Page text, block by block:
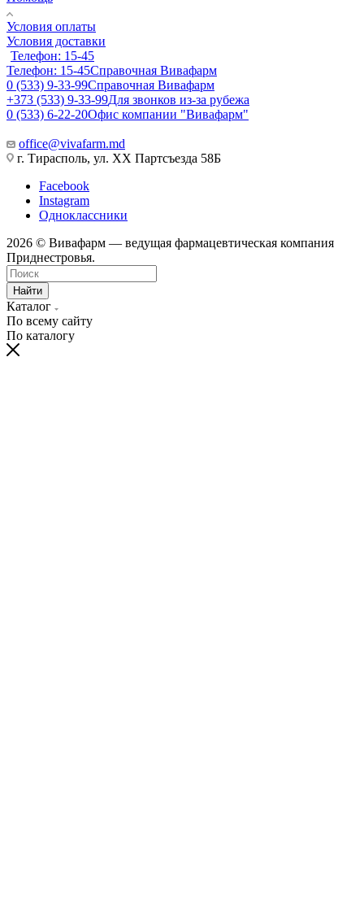
Условия оплаты
Условия доставки
Телефон: 15-45
Телефон: 15-45Справочная Вивафарм
0 (533) 9-33-99Справочная Вивафарм
+373 (533) 9-33-99Для звонков из-за рубежа
0 (533) 6-22-20Офис компании "Вивафарм"
office@vivafarm.md
г. Тирасполь, ул. ХХ Партсъезда 58Б
Facebook
Instagram
Одноклассники
2026 © Вивафарм — ведущая фармацевтическая компания
Приднестровья.
Найти
Каталог
По всему сайту
По каталогу